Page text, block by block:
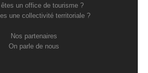
un office de tourisme ?
une collectivité territoriale ?
Nos partenaires
On parle de nous